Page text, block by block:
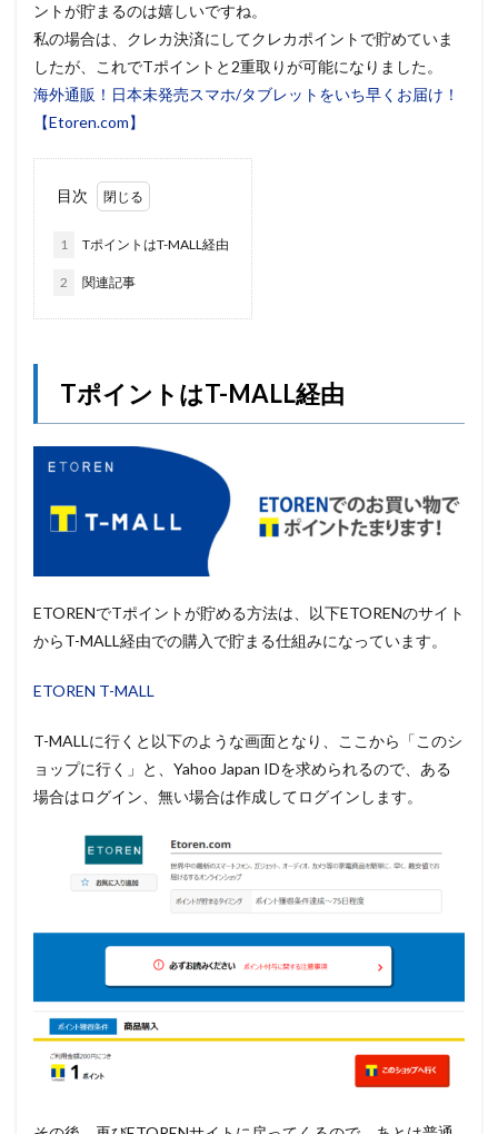
ントが貯まるのは嬉しいですね。
私の場合は、クレカ決済にしてクレカポイントで貯めていま
したが、これでTポイントと2重取りが可能になりました。
海外通販！日本未発売スマホ/タブレットをいち早くお届け！
【Etoren.com】
目次
1 TポイントはT-MALL経由
2 関連記事
TポイントはT-MALL経由
ETORENでTポイントが貯める方法は、以下ETORENのサイト
からT-MALL経由での購入で貯まる仕組みになっています。
ETOREN T-MALL
T-MALLに行くと以下のような画面となり、ここから「このシ
ョップに行く」と、Yahoo Japan IDを求められるので、ある
場合はログイン、無い場合は作成してログインします。